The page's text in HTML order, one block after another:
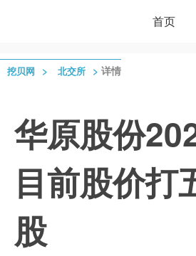
首页
挖贝网 > 北交所 > 详情
华原股份
目前股价打
股